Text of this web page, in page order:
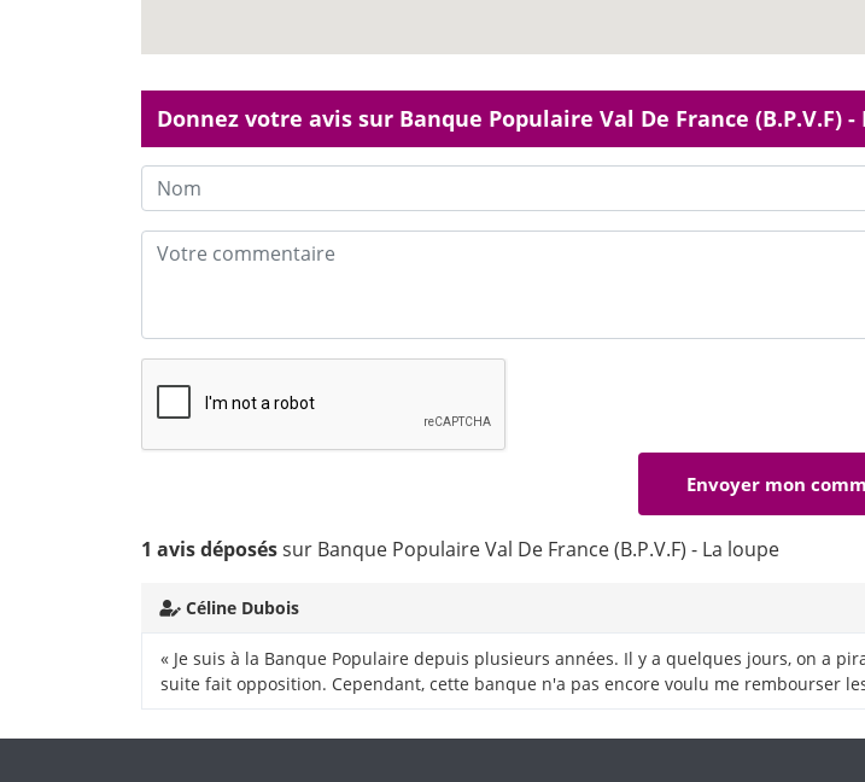
Donnez votre avis sur Banque Populaire Val De France (B.P.V.F) -
1 avis déposéssur Banque Populaire Val De France (B.P.V.F) - La loupe
Céline Dubois
« Je suis à la Banque Populaire depuis plusieurs années. Il y a quelques jours, on a
suite fait opposition. Cependant, cette banque n'a pas encore voulu me rembourser